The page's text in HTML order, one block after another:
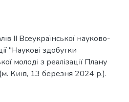
ІІ Всеукраїнської науково-
"Наукові здобутки
молоді з реалізації Плану
Київ, 13 березня 2024 р.).